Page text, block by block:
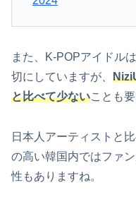
また、K-POPアイドル
切にしていますが、
と比べて少ないことも
日本人アーティストと
の高い韓国内ではファ
性もありますね。